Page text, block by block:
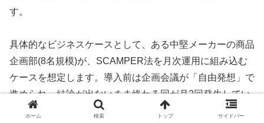
す。
具体的なビジネスケースとして、ある中堅メーカーの商品
企画部(8名規模)が、SCAMPER法を月次運用に組み込む
ケースを想定します。導入前は企画会議が「自由発想」で
進められ、結論が出ないまま終わる回が月2回発生してい
ました。月次運用の初期コストとして、毎月第1月曜の企
ホーム 検索 トップ サイドバー